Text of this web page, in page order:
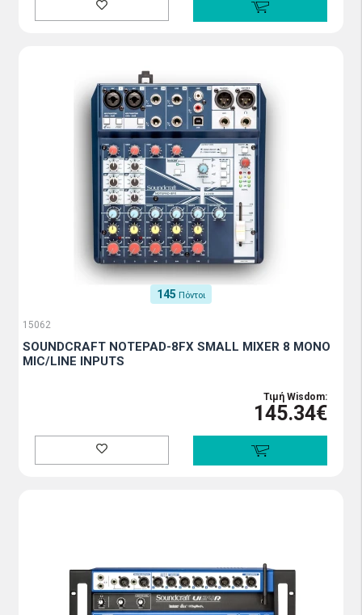
145 Πόντοι
15062
SOUNDCRAFT NOTEPAD-8FX SMALL MIXER 8 MONO
MIC/LINE INPUTS
Τιμή Wisdom:
145.34€